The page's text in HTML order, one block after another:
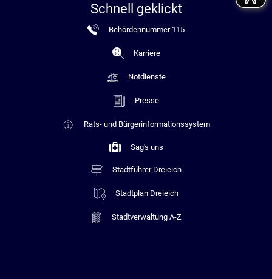
Schnell geklickt
Behördennummer 115
Karriere
Notdienste
Presse
Rats- und Bürgerinformationssystem
Sag's uns
Stadtführer Dreieich
Stadtplan Dreieich
Stadtverwaltung A-Z